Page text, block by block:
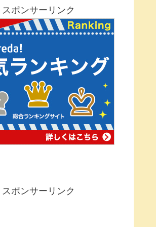
スポンサーリンク
スポンサーリンク